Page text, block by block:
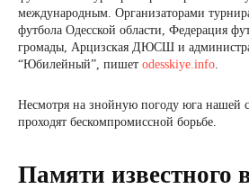
международным. Организаторами
футбола Одесской области, Федерация
громады, Арцизская ДЮСШ и
“Юбилейный”, пишет odesskiye.info.
Несмотря на знойную погоду юга нашей
проходят бескомпромиссной борьбе.
Памяти известного